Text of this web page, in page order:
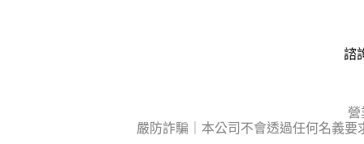
諮
營
嚴防詐騙｜本公司不會透過任何名義